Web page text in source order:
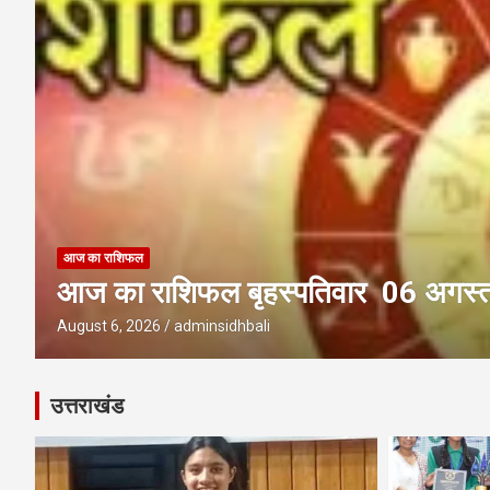
आज का राशिफल
आज का राशिफल बुधवार 05 अगस्त
August 5, 2026 adminsidhbali
उत्तराखंड